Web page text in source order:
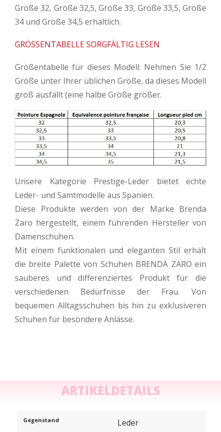
Größe 32, Größe 32,5, Größe 33, Größe 33,5, Größe
34 und Größe 34,5 erhältlich.
GRÖSSENTABELLE SORGFÄLTIG LESEN
Größentabelle für dieses Modell: Nehmen Sie 1/2
Größe unter Ihrer üblichen Größe, da dieses Modell
groß ausfällt (eine halbe Größe größer.
Unsere Kategorie Prestige-Leder bietet echte
Leder- und Samtmodelle aus Spanien.
Diese Produkte werden von der Marke Brenda
Zaro hergestellt, einem führenden Hersteller von
Damenschuhen.
Mit einem funktionalen und eleganten Stil erhält
die breite Palette von Schuhen BRENDA ZARO ein
sauberes und differenziertes Produkt für die
verschiedenen Bedürfnisse der Frau. Von
bequemen Alltagsschuhen bis hin zu exklusiveren
Schuhen für besondere Anlässe.
ARTIKELDETAILS
Gegenstand Leder